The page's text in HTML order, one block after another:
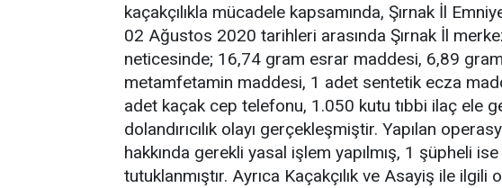
kaçakçılıkla mücadele kapsamında, Şırnak İl
02 Ağustos 2020 tarihleri arasında Şırnak İl
neticesinde; 16,74 gram esrar maddesi, 6,89
metamfetamin maddesi, 1 adet sentetik ecza
adet kaçak cep telefonu, 1.050 kutu tıbbi ilaç ele
dolandırıcılık olayı gerçekleşmiştir. Yapılan
hakkında gerekli yasal işlem yapılmış, 1 şüpheli ise
tutuklanmıştır. Ayrıca Kaçakçılık ve Asayiş ile ilgili